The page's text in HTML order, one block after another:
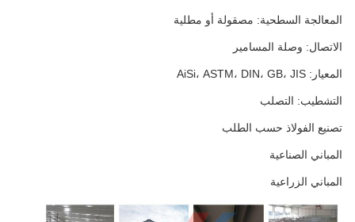
المعالجة السطحية: مصقولة أو مطلية
الاتصال: وصلة المسامير
المعيار: AiSi، ASTM، DIN، GB، JIS
التشطيب: التصلب
تصنيع الفولاذ حسب الطلب
المباني الصناعية
المباني الزراعية